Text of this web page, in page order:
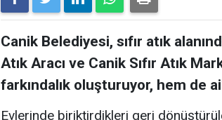
Canik Belediyesi, sıfır atık
Atık Aracı ve Canik Sıfır Atık
farkındalık oluşturuyor, hem de
Evlerinde biriktirdikleri geri